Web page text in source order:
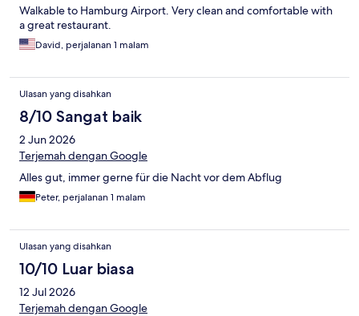
Walkable to Hamburg Airport. Very clean and comfortable with
a great restaurant.
David, perjalanan 1 malam
Ulasan yang disahkan
8/10 Sangat baik
2 Jun 2026
Terjemah dengan Google
Alles gut, immer gerne für die Nacht vor dem Abflug
Peter, perjalanan 1 malam
Ulasan yang disahkan
10/10 Luar biasa
12 Jul 2026
Terjemah dengan Google